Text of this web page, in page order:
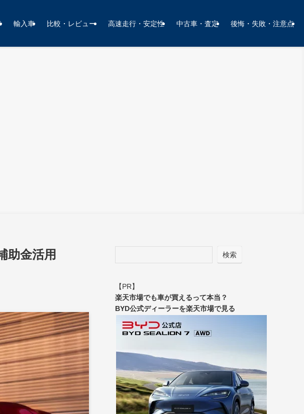
輸入車 比較・レビュー 高速走行・安定性 中古車・査定 後悔・失敗・注意点
助金活用
検索
【PR】
楽天市場でも車が買えるって本当？
BYD公式ディーラーを楽天市場で見る